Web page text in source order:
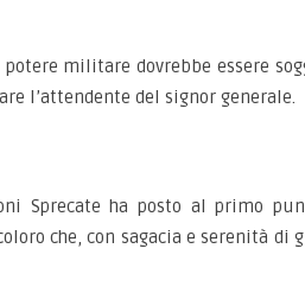
potere militare dovrebbe essere
l’attendente del signor generale.
Sprecate ha posto al primo
che, con sagacia e serenità